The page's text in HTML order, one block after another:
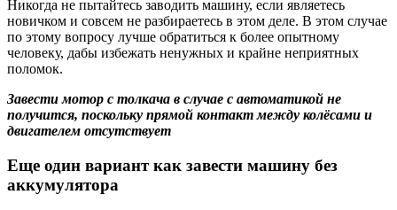
Никогда не пытайтесь заводить машину, если являетесь
новичком и совсем не разбираетесь в этом деле. В этом случае
по этому вопросу лучше обратиться к более опытному
человеку, дабы избежать ненужных и крайне неприятных
поломок.
Завести мотор с толкача в случае с автоматикой не
получится, поскольку прямой контакт между колёсами и
двигателем отсутствует
Еще один вариант как завести машину без
аккумулятора